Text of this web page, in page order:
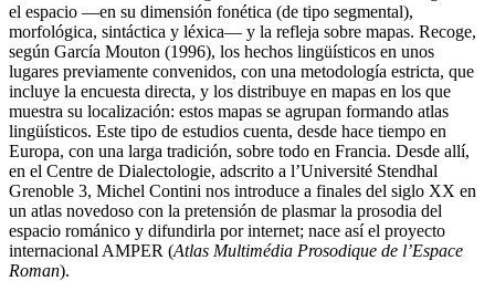
el espacio ―en su dimensión fonética (de tipo segmental),
morfológica, sintáctica y léxica― y la refleja sobre mapas. Recoge,
según García Mouton (1996), los hechos lingüísticos en unos
lugares previamente convenidos, con una metodología estricta, que
incluye la encuesta directa, y los distribuye en mapas en los que
muestra su localización: estos mapas se agrupan formando atlas
lingüísticos. Este tipo de estudios cuenta, desde hace tiempo en
Europa, con una larga tradición, sobre todo en Francia. Desde allí,
en el Centre de Dialectologie, adscrito a l’Université Stendhal
Grenoble 3, Michel Contini nos introduce a finales del siglo XX en
un atlas novedoso con la pretensión de plasmar la prosodia del
espacio románico y difundirla por internet; nace así el proyecto
internacional AMPER (Atlas Multimédia Prosodique de l’Espace
Roman).